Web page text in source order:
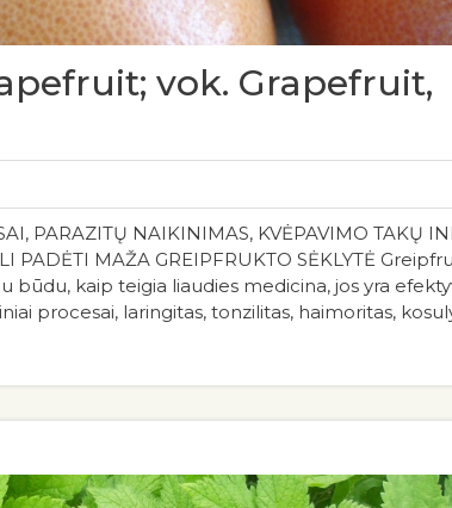
vok. Grapefruit,
PARAZITŲ NAIKINIMAS, KVĖPAVIMO TAKŲ
PADĖTI MAŽA GREIPFRUKTO SĖKLYTĖ
kaip teigia liaudies medicina, jos yra
procesai, laringitas, tonzilitas, haimoritas,